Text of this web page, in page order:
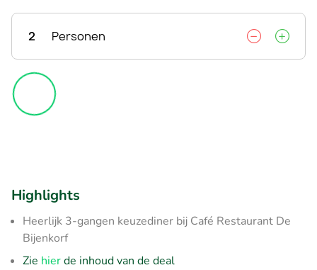
2 Personen
Highlights
Heerlijk 3-gangen keuzediner bij Café Restaurant De
Bijenkorf
Zie hierde inhoud van de deal